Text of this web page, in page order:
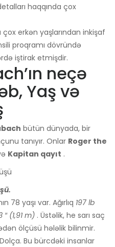
haqqında çox
erkən yaşlarından inkişaf
proqramı dövründə
iştirak etmişdir.
neçə
Yaş və
bütün dünyada, bir
tanıyır. Onlar Roger the
Kapitan qayıt .
78 yaşı var. Ağırlıq 197 lb
″ (1,91 m) . Üstəlik, he sarı saç
ölçüsü hələlik bilinmir.
Bu bürcdəki insanlar